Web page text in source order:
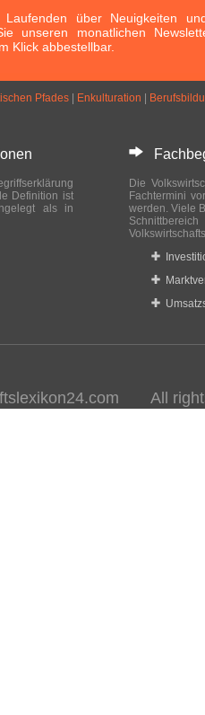
über Neuigkeiten
unseren monatlichen
Klick abbestellbar.
Pfades Enkulturation
Definition ist
als in
Die
Fachtermini
werden. Viele
All